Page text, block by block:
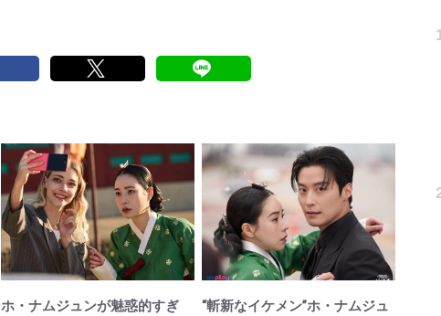
ホ・ナムジュンが魅惑的すぎ
“斬新なイケメン”ホ・ナムジュ